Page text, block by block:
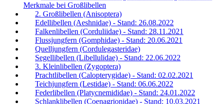
Merkmale bei Großlibellen
2. Großlibellen (Anisoptera)
Edellibellen (Aeshnidae) - Stand: 26.08.2022
Falkenlibellen (Corduliidae) - Stand: 28.11.2021
Flussjungfern (Gomphidae) - Stand: 20.06.2021
Quelljungfern (Cordulegasteridae)
Segellibellen (Libellulidae) - Stand: 22.06.2022
3. Kleinlibellen (Zygoptera)
Prachtlibellen (Calopterygidae) - Stand: 02.02.2021
Teichjungfern (Lestidae) - Stand: 06.06.2022
Federlibellen (Platycnemididae) - Stand: 24.01.2022
Schlanklibellen (Coenagrionidae) - Stand: 10.03.2021